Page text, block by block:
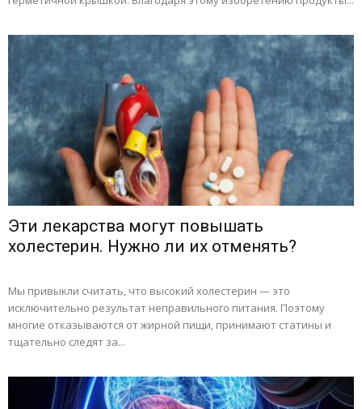
Эти лекарства могут повышать
холестерин. Нужно ли их отменять?
Мы привыкли считать, что высокий холестерин — это
исключительно результат неправильного питания. Поэтому
многие отказываются от жирной пищи, принимают статины и
тщательно следят за...